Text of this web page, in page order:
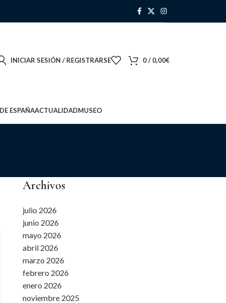
INICIAR SESIÓN / REGISTRARSE 0/ 0,00€
ESPAÑAACTUALIDADMUSEO
Archivos
julio 2026
junio 2026
mayo 2026
abril 2026
marzo 2026
febrero 2026
enero 2026
noviembre 2025